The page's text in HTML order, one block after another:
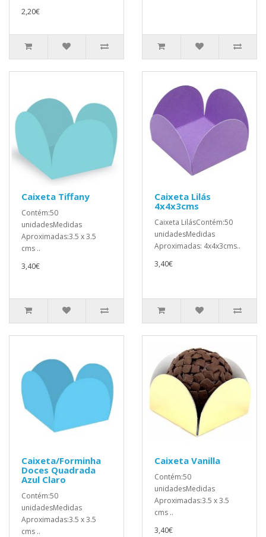
2,20€
Caixeta Tiffany
Contém:50
unidadesMedidas
Aproximadas:3.5 x 3.5
cms ..
3,40€
Caixeta Lilás
4x4x3cms
Caixeta LilásContém:50
unidadesMedidas
Aproximadas: 4x4x3cms..
3,40€
Caixeta/Forminha
Doces Quadrada
Azul Claro
Contém:50
unidadesMedidas
Aproximadas:3.5 x 3.5
cms ..
Caixeta Vanilla
Contém:50
unidadesMedidas
Aproximadas:3.5 x 3.5
cms ..
3,40€